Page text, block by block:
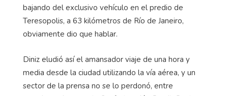
bajando del exclusivo vehículo en el predio de
Teresopolis, a 63 kilómetros de Río de Janeiro,
obviamente dio que hablar.
Diniz eludió así el amansador viaje de una hora y
media desde la ciudad utilizando la vía aérea, y un
sector de la prensa no se lo perdonó, entre